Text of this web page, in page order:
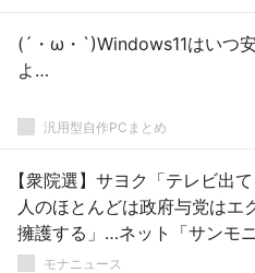
(´・ω・`)Windows11はいつ
よ…
汎用型自作PCまとめ
【衆院選】サヨク「テレビ出
人のほとんどは政府与党はエ
擁護する」…ネット「サンモ
番組知ってます？」
モナニュース